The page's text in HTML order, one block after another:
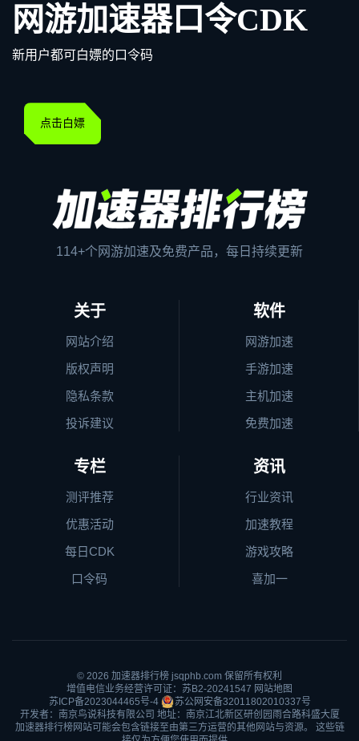
网游加速器口令CDK
新用户都可白嫖的口令码
点击白嫖
114+个网游加速及免费产品，每日持续更新
关于
网站介绍
版权声明
隐私条款
投诉建议
软件
网游加速
手游加速
主机加速
免费加速
专栏
测评推荐
优惠活动
每日CDK
口令码
资讯
行业资讯
加速教程
游戏攻略
喜加一
© 2026 加速器排行榜 jsqphb.com 保留所有权利
增值电信业务经营许可证：苏B2-20241547 网站地图
苏ICP备2023044465号-4
苏公网安备32011802010337号
开发者：南京鸟说科技有限公司 地址：南京江北新区研创园雨合路科盛大厦
加速器排行榜网站可能会包含链接至由第三方运营的其他网站与资源。 这些链